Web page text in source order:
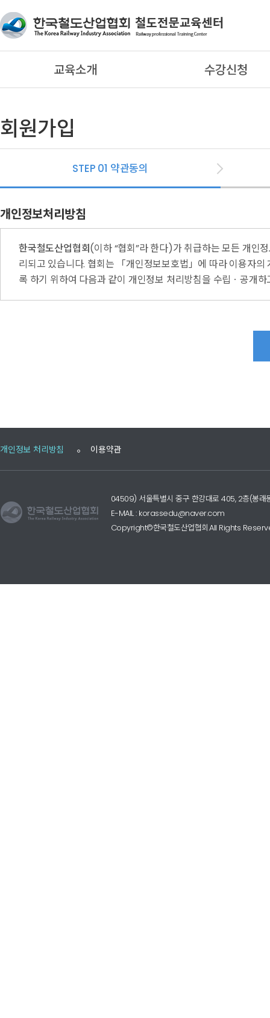
교육소개 수강신청
회원가입
STEP 01 약관동의
개인정보처리방침
한국철도산업협회(이하 “협회”라 한다)가 취급하는 모든 개인
리되고 있습니다. 협회는 「개인정보보호법」에 따라 이용자
록 하기 위하여 다음과 같이 개인정보 처리방침을 수립ㆍ공개
개인정보 처리방침 이용약관
04509) 서울특별시 중구 한강대로 405, 2층(봉래
E-MAIL : korassedu@naver.com
Copyright©한국철도산업협회.All Rights